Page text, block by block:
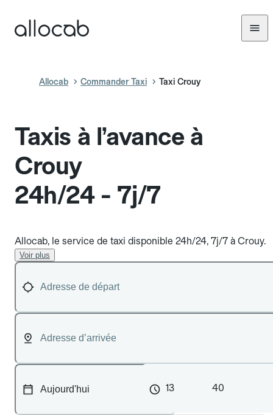
Allocab Commander Taxi Taxi Crouy
Taxis à l’avance à
Crouy
24h/24 - 7j/7
Allocab, le service de taxi disponible 24h/24, 7j/7 à Crouy.
Voir plus
13 40